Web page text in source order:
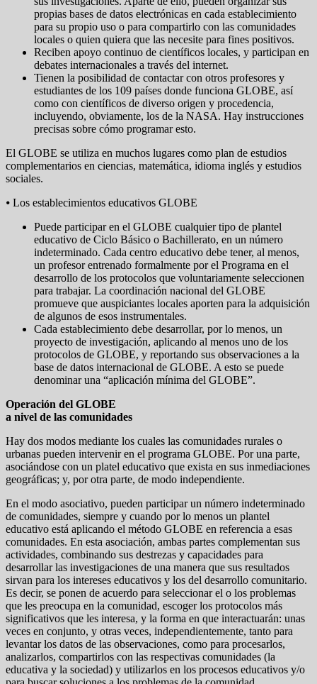
propias bases de datos electrónicas en cada establecimiento
para su propio uso o para compartirlo con las comunidades
locales o quien quiera que las necesite para fines positivos.
Reciben apoyo continuo de científicos locales, y participan en
debates internacionales a través del internet.
Tienen la posibilidad de contactar con otros profesores y
estudiantes de los 109 países donde funciona GLOBE, así
como con científicos de diverso origen y procedencia,
incluyendo, obviamente, los de la NASA. Hay instrucciones
precisas sobre cómo programar esto.
El GLOBE se utiliza en muchos lugares como plan de estudios
complementarios en ciencias, matemática, idioma inglés y estudios
sociales.
⦁ Los establecimientos educativos GLOBE
Puede participar en el GLOBE cualquier tipo de plantel
educativo de Ciclo Básico o Bachillerato, en un número
indeterminado. Cada centro educativo debe tener, al menos,
un profesor entrenado formalmente por el Programa en el
desarrollo de los protocolos que voluntariamente seleccionen
para trabajar. La coordinación nacional del GLOBE
promueve que auspiciantes locales aporten para la adquisición
de algunos de esos instrumentales.
Cada establecimiento debe desarrollar, por lo menos, un
proyecto de investigación, aplicando al menos uno de los
protocolos de GLOBE, y reportando sus observaciones a la
base de datos internacional de GLOBE. A esto se puede
denominar una “aplicación mínima del GLOBE”.
Operación del GLOBE
a nivel de las comunidades
Hay dos modos mediante los cuales las comunidades rurales o
urbanas pueden intervenir en el programa GLOBE. Por una parte,
asociándose con un platel educativo que exista en sus inmediaciones
geográficas; y, por otra parte, de modo independiente.
En el modo asociativo, pueden participar un número indeterminado
de comunidades, siempre y cuando por lo menos un plantel
educativo está aplicando el método GLOBE en referencia a esas
comunidades. En esta asociación, ambas partes complementan sus
actividades, combinando sus destrezas y capacidades para
desarrollar las investigaciones de una manera que sus resultados
sirvan para los intereses educativos y los del desarrollo comunitario.
Es decir, se ponen de acuerdo para seleccionar el o los problemas
que les preocupa en la comunidad, escoger los protocolos más
significativos que les interesa, y la forma en que interactuarán: unas
veces en conjunto, y otras veces, independientemente, tanto para
levantar los datos de las observaciones, como para procesarlos,
analizarlos, compartirlos con las respectivas comunidades (la
educativa y la sociedad) y utilizarlos en los procesos educativos y/o